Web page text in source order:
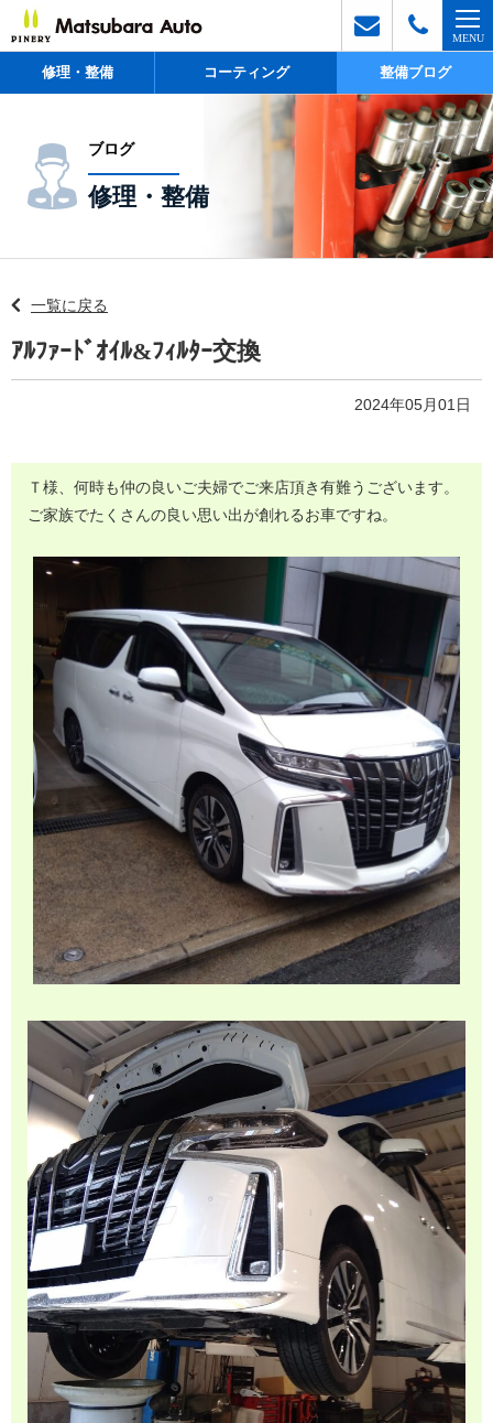
修理・整備 コーティング 整備ブログ
ブログ
修理・整備
一覧に戻る
ｱﾙﾌｧｰﾄﾞｵｲﾙ&ﾌｨﾙﾀｰ交換
2024年05月01日
Ｔ様、何時も仲の良いご夫婦でご来店頂き有難うございます。
ご家族でたくさんの良い思い出が創れるお車ですね。